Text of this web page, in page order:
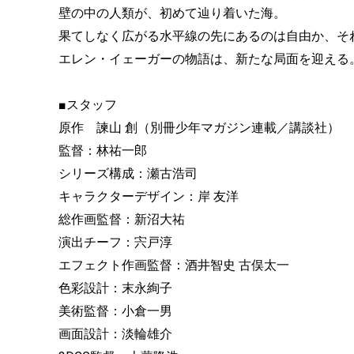
壁の中の人類が、初めて辿り着いた海。
果てしなく広がる水平線の先にあるのは自由か、そ
エレン・イェーガーの物語は、新たな局面を迎える。
■スタッフ
原作 諫山 創（別冊少年マガジン連載／講談社）
監督：林祐一郎
シリーズ構成：瀬古浩司
キャラクターデザイン：岸 友洋
総作画監督：新沼大祐
演出チーフ：宍戸淳
エフェクト作画監督：酒井智史 古俣太一
色彩設計：末永絢子
美術監督：小倉一男
画面設計：淡輪雄介